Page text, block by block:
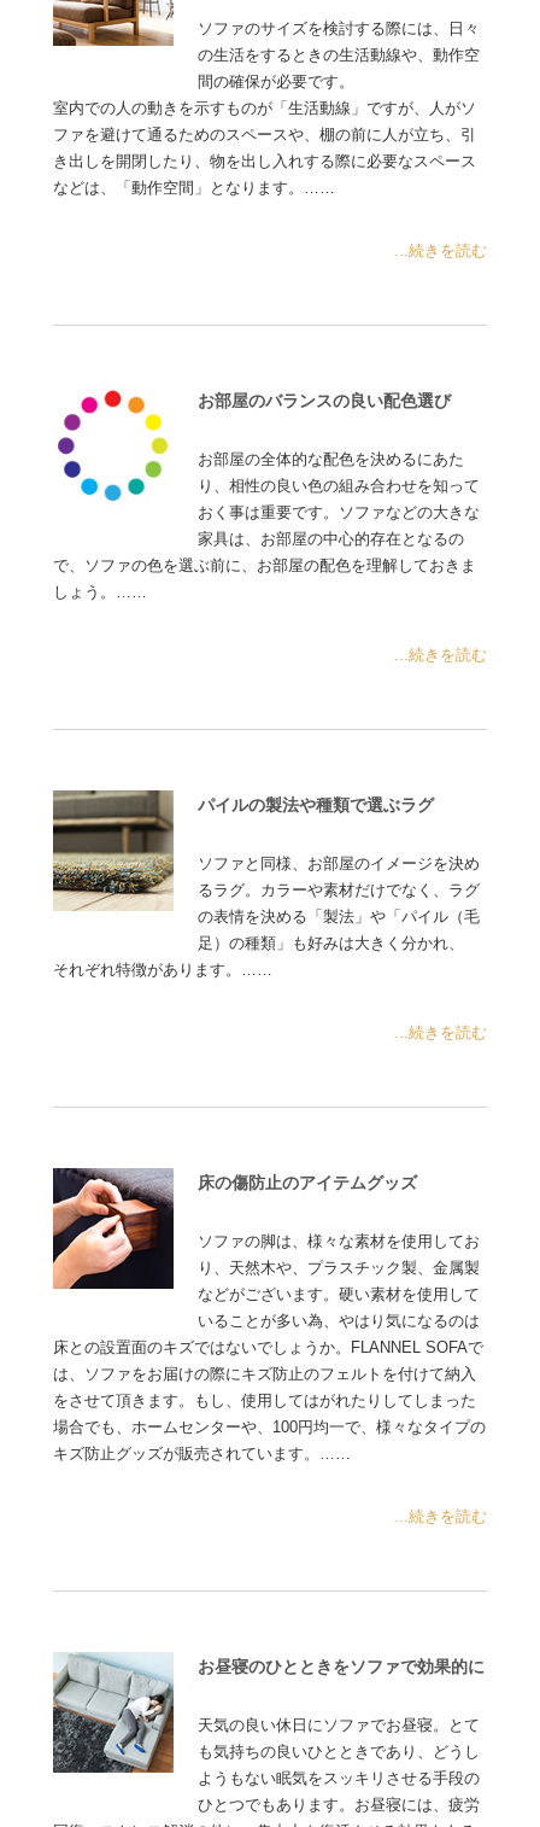
ソファのサイズを検討する際には、日々
の生活をするときの生活動線や、動作空
間の確保が必要です。
室内での人の動きを示すものが「生活動線」ですが、人がソ
ファを避けて通るためのスペースや、棚の前に人が立ち、引
き出しを開閉したり、物を出し入れする際に必要なスペース
などは、「動作空間」となります。……
...続きを読む
お部屋のバランスの良い配色選び
お部屋の全体的な配色を決めるにあた
り、相性の良い色の組み合わせを知って
おく事は重要です。ソファなどの大きな
家具は、お部屋の中心的存在となるの
で、ソファの色を選ぶ前に、お部屋の配色を理解しておきま
しょう。……
...続きを読む
パイルの製法や種類で選ぶラグ
ソファと同様、お部屋のイメージを決め
るラグ。カラーや素材だけでなく、ラグ
の表情を決める「製法」や「パイル（毛
足）の種類」も好みは大きく分かれ、
それぞれ特徴があります。……
...続きを読む
床の傷防止のアイテムグッズ
ソファの脚は、様々な素材を使用してお
り、天然木や、プラスチック製、金属製
などがございます。硬い素材を使用して
いることが多い為、やはり気になるのは
床との設置面のキズではないでしょうか。FLANNEL SOFAで
は、ソファをお届けの際にキズ防止のフェルトを付けて納入
をさせて頂きます。もし、使用してはがれたりしてしまった
場合でも、ホームセンターや、100円均一で、様々なタイプの
キズ防止グッズが販売されています。……
...続きを読む
お昼寝のひとときをソファで効果的に
天気の良い休日にソファでお昼寝。とて
も気持ちの良いひとときであり、どうし
ようもない眠気をスッキリさせる手段の
ひとつでもあります。お昼寝には、疲労